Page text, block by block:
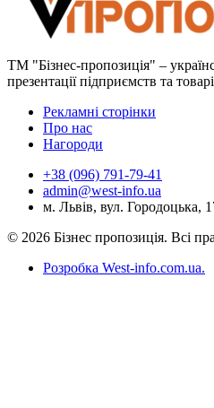
ТМ "Бізнес-пропозиція" –
презентації підприємств та
Рекламні сторінки
Про нас
Нагороди
+38 (096) 791-79-41
admin@west-info.ua
м. Львів, вул. Городоцька,
© 2026 Бізнес пропозиція. Всі
Розробка West-info.com.ua.